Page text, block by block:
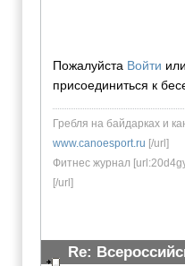
Пожалуйста Войти или
присоединиться к
Гребля на байдарках и
www.canoesport.ru [/url]
Фитнес журнал
[/url]
Re: